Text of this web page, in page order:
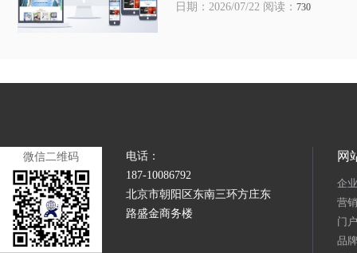
日期：2026/07/22 阅读： 730
微信二维码
电话：
187-10086792
北京市朝阳区东南三环方庄东
路盛金商务楼
网
企
营
门
品